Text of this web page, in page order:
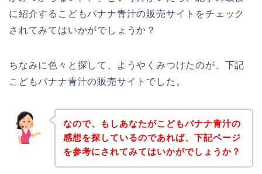
に紹介するこどもバナナ青汁の販売サイトをチェック
されてみてはいかがでしょうか？
ちなみに色々と探して、ようやくみつけたのが、下記
こどもバナナ青汁の販売サイトでした。
なので、もしあなたがこどもバナナ青汁の
感想を探しているのであれば、下記ページ
を参考にされてみてはいかがでしょうか？